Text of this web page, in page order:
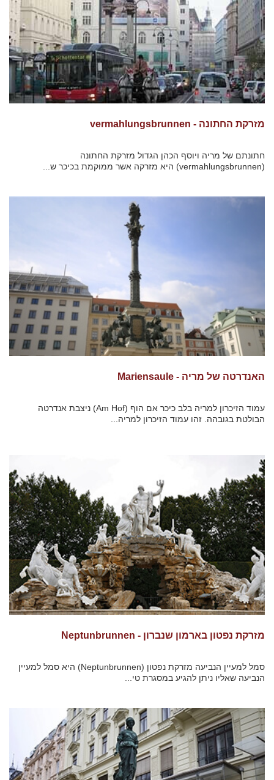
מזרקת החתונה - vermahlungsbrunnen
חתונתם של מריה ויוסף הכהן הגדול מזרקת החתונה
(vermahlungsbrunnen) היא מזרקה אשר ממוקמת בכיכר ש...
האנדרטה של מריה - Mariensaule
עמוד הזיכרון למריה בלב כיכר אם הוף (Am Hof) ניצבת אנדרטה
הבולטת בגובהה. זהו עמוד הזיכרון למריה...
מזרקת נפטון בארמון שנברון - Neptunbrunnen
סמל למעיין הנביעה מזרקת נפטון (Neptunbrunnen) היא סמל למעיין
הנביעה שאליו ניתן להגיע במסגרת טי...